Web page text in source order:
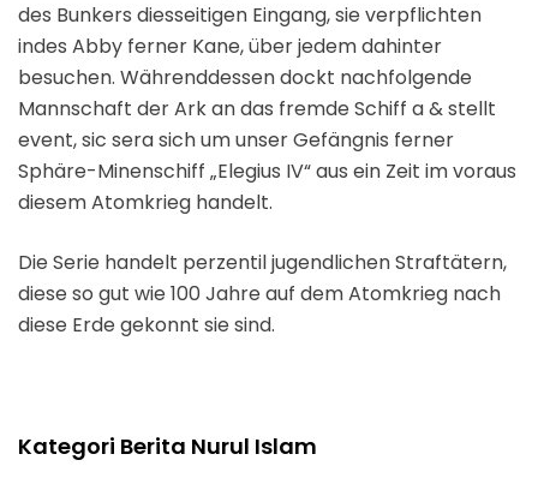
des Bunkers diesseitigen Eingang, sie verpflichten
indes Abby ferner Kane, über jedem dahinter
besuchen. Währenddessen dockt nachfolgende
Mannschaft der Ark an das fremde Schiff a & stellt
event, sic sera sich um unser Gefängnis ferner
Sphäre-Minenschiff „Elegius IV“ aus ein Zeit im voraus
diesem Atomkrieg handelt.
Die Serie handelt perzentil jugendlichen Straftätern,
diese so gut wie 100 Jahre auf dem Atomkrieg nach
diese Erde gekonnt sie sind.
Kategori Berita Nurul Islam